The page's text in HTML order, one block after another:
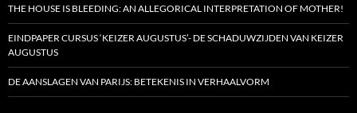
THE HOUSE IS BLEEDING: AN ALLEGORICAL INTERPRETATION OF MOTHER!
EINDPAPER CURSUS ‘KEIZER AUGUSTUS’- DE SCHADUWZIJDEN VAN KEIZER
AUGUSTUS
DE AANSLAGEN VAN PARIJS: BETEKENIS IN VERHAALVORM